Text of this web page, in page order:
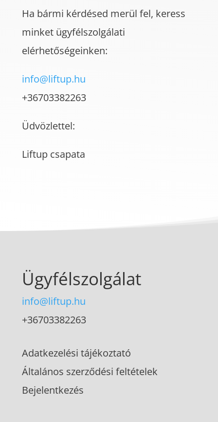
Ha bármi kérdésed merül fel, keress
minket ügyfélszolgálati
elérhetőségeinken:
info@liftup.hu
+36703382263
Üdvözlettel:
Liftup csapata
Ügyfélszolgálat
info@liftup.hu
+36703382263
Adatkezelési tájékoztató
Általános szerződési feltételek
Bejelentkezés